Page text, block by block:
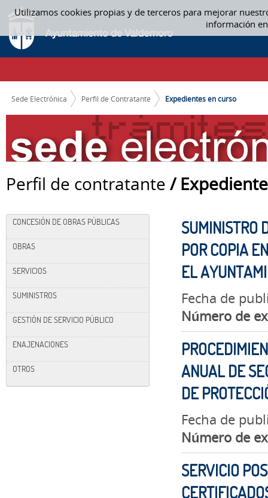
Utilizamos cookies propias y de terceros para mejorar
información
Saltar al contenido
EXPEDIENTES EN CURSO
CAMINO DE MIGAS
Sede Electrónica Perfil de Contratante Expedientes en curso
Perfil de contratante /
CONCESIÓN DE OBRAS PÚBLICAS
OBRAS
SERVICIOS
SUMINISTROS
GESTIÓN DE SERVICIO PÚBLICO
ENAJENACIONES
OTROS
SUMINISTRO
POR COPIA
EL
Fecha de
Número de
ANUAL DE
DE
Fecha de
Número de
SERVICIO